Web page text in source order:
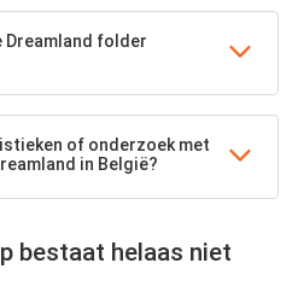
Dreamland folder
of onderzoek met
in België?
bestaat helaas niet